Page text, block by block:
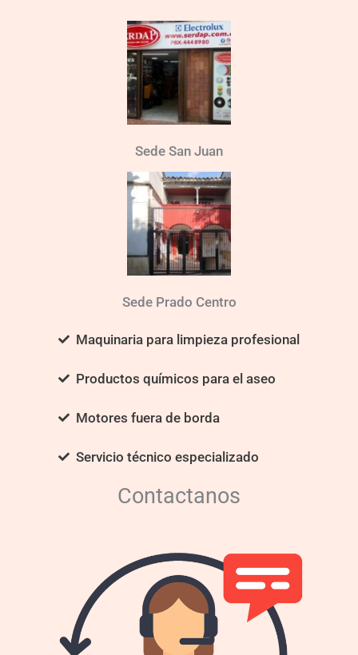
Sede San Juan
Sede Prado Centro
Maquinaria para limpieza profesional
Productos químicos para el aseo
Motores fuera de borda
Servicio técnico especializado
Contactanos